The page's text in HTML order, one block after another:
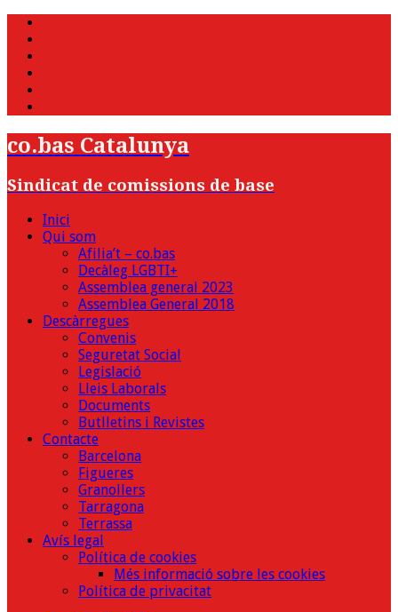
co.bas Catalunya
Sindicat de comissions de base
Inici
Qui som
Afilia’t – co.bas
Decàleg LGBTI+
Assemblea general 2023
Assemblea General 2018
Descàrregues
Convenis
Seguretat Social
Legislació
Lleis Laborals
Documents
Butlletins i Revistes
Contacte
Barcelona
Figueres
Granollers
Tarragona
Terrassa
Avís legal
Política de cookies
Més informació sobre les cookies
Política de privacitat